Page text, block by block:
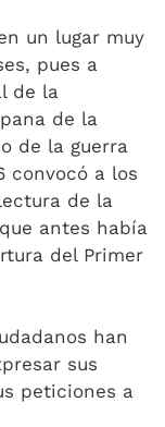
un lugar muy
pues a
de la
de la
de la guerra
convocó a los
de la
antes había
del Primer
han
sus
peticiones a